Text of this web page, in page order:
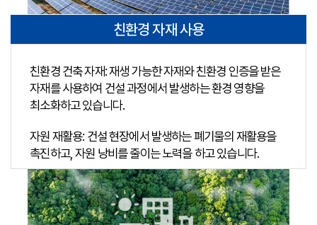
친환경 자재 사용
친환경 건축 자재: 재생 가능한 자재와 친환경 인증을 받은
자재를 사용하여 건설 과정에서 발생하는 환경 영향을
최소화하고 있습니다.
자원 재활용: 건설 현장에서 발생하는 폐기물의 재활용을
촉진하고, 자원 낭비를 줄이는 노력을 하고 있습니다.